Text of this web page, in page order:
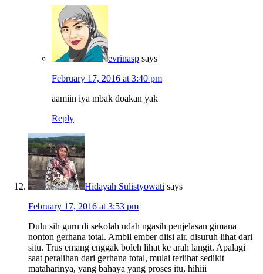
evrinasp says
February 17, 2016 at 3:40 pm
aamiin iya mbak doakan yak
Reply
Hidayah Sulistyowati says
February 17, 2016 at 3:53 pm
Dulu sih guru di sekolah udah ngasih penjelasan gimana
nonton gerhana total. Ambil ember diisi air, disuruh lihat dari
situ. Trus emang enggak boleh lihat ke arah langit. Apalagi
saat peralihan dari gerhana total, mulai terlihat sedikit
mataharinya, yang bahaya yang proses itu, hihiii